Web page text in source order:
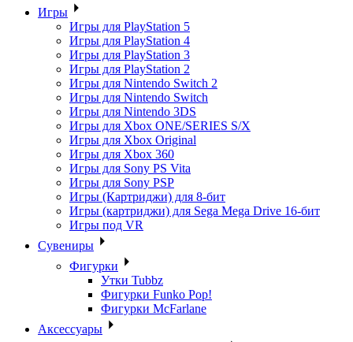
Игры
Игры для PlayStation 5
Игры для PlayStation 4
Игры для PlayStation 3
Игры для PlayStation 2
Игры для Nintendo Switch 2
Игры для Nintendo Switch
Игры для Nintendo 3DS
Игры для Xbox ONE/SERIES S/X
Игры для Xbox Original
Игры для Xbox 360
Игры для Sony PS Vita
Игры для Sony PSP
Игры (Картриджи) для 8-бит
Игры (картриджи) для Sega Mega Drive 16-бит
Игры под VR
Сувениры
Фигурки
Утки Tubbz
Фигурки Funko Pop!
Фигурки McFarlane
Аксессуары